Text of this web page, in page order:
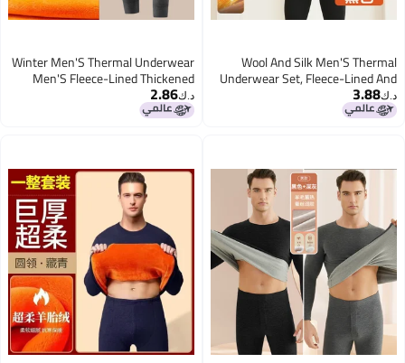
3
Wool And Silk Men'S Thermal
Underwear Set, Fleece-Lined And
Thickened, With A Hooded Collar,
Thickened Version
د.ك‏3.88
Winter Men'S Thermal Underwear
Men'S Fleece-Lined Thickened
Warm Clothes For Young Couple
Suit Men'S Autumn Clothes And
د.ك‏2.86